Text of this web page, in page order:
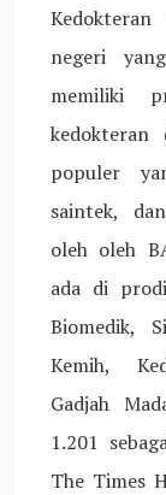
negeri
memiliki
populer
saintek,
oleh oleh
ada di
Biomedik,
Kemih,
Gadjah
1.201
The Times